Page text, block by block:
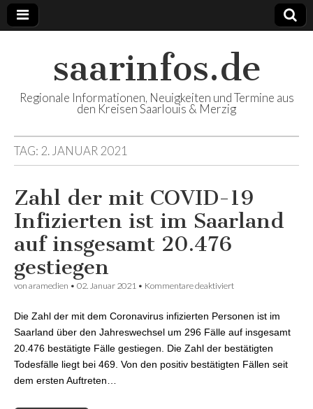
saarinfos.de
Regionale Informationen, Neuigkeiten und Termine aus
den Kreisen Saarlouis & Merzig
TAG: 2. JANUAR 2021
Zahl der mit COVID-19
Infizierten ist im Saarland
auf insgesamt 20.476
gestiegen
von aramedien • 02. Januar 2021 • Kommentare deaktiviert
Saarland auf
insgesamt 20.476
Die Zahl der mit dem Coronavirus infizierten Personen ist im
Saarland über den Jahreswechsel um 296 Fälle auf insgesamt
20.476 bestätigte Fälle gestiegen. Die Zahl der bestätigten
Todesfälle liegt bei 469. Von den positiv bestätigten Fällen seit
dem ersten Auftreten…